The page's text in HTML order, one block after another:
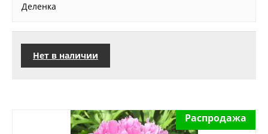
Деленка
Нет в наличии
Распродажа